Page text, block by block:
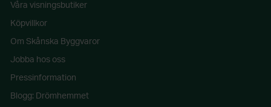
Våra visningsbutiker
Köpvillkor
Om Skånska Byggvaror
Jobba hos oss
Pressinformation
Blogg: Drömhemmet